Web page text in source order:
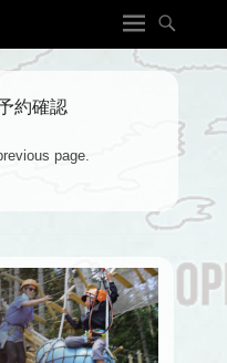
約確認
page.